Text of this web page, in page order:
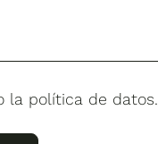
la política de datos.